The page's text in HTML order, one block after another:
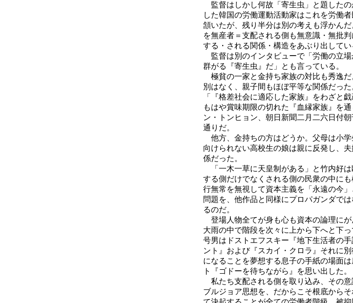
監督はしかし何故「寄生虫」と題した
した韓国の労働運動活動家はこれを労働
頷いたが、残り半分は別の考えも浮かん
を無産者＝支配される側も無意識・無批
する・される関係・構造をあぶり出して
監督は別のインタビューで「労働の立
群がる『寄生虫』だ」とも言っている。
極貧の一家と金持ち家族の対比も秀逸
別はなく、親子間もほぼ平等な関係だっ
「『格差社会に適応した家族』をわざと
もはや賞味期限の切れた『血縁家族』を
ン・トンヒョン、朝日新聞二月二六日付
通りだ。
他方、金持ちの方はどうか。父母は小
向けられない高校生の娘は親に反発し、
係だった。
「一木一草に天皇制がある」と竹内好
する側だけでなくされる側の民衆の中に
行無常を無視して資本主義を「永遠の今
問題を、他作品と同様にプロパガンダで
るのだ。
登場人物全てが身も心も資本の論理にが
大雨の中で階段を次々に上から下へと下
号男はドストエフスキー『地下生活者の
ント』および『スカイ・クロラ』それに
になることを夢想する息子の手紙の場面
ト『ゴドーを待ちながら』を思い出した。
私たち支配される側を取り込み、その
ブルジョア思想を、だからこそ根底から